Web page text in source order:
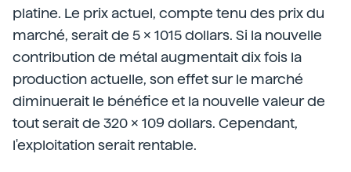
platine. Le prix actuel, compte tenu des prix du
marché, serait de 5 x 1015 dollars. Si la nouvelle
contribution de métal augmentait dix fois la
production actuelle, son effet sur le marché
diminuerait le bénéfice et la nouvelle valeur de
tout serait de 320 x 109 dollars. Cependant,
l'exploitation serait rentable.